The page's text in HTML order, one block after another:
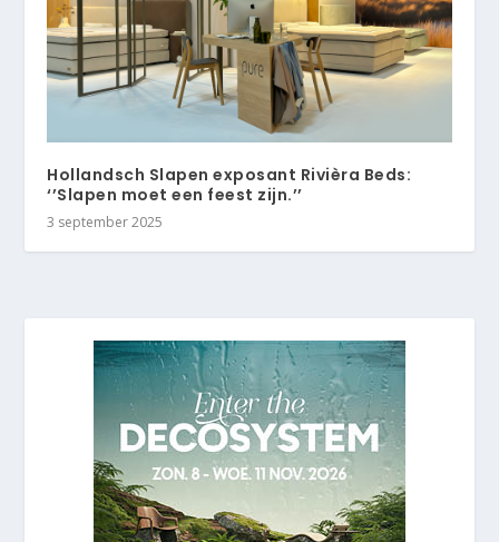
Hollandsch Slapen exposant Rivièra Beds:
‘’Slapen moet een feest zijn.’’
3 september 2025